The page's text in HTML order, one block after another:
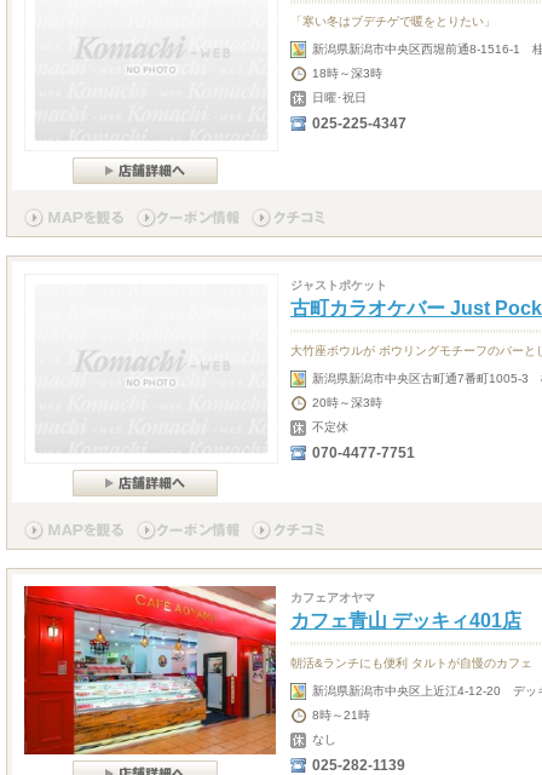
「寒い冬はブデチゲで暖をとりたい」
新潟県新潟市中央区西堀前通8-1516-1
18時～深3時
日曜･祝日
025-225-4347
ジャストポケット
古町カラオケバー Just
大竹座ボウルが ボウリングモチーフのバーと
新潟県新潟市中央区古町通7番町1005-3
20時～深3時
不定休
070-4477-7751
カフェアオヤマ
カフェ青山 デッキィ401店
朝活&ランチにも便利 タルトが自慢のカフェ
新潟県新潟市中央区上近江4-12-20 デッ
8時～21時
なし
025-282-1139